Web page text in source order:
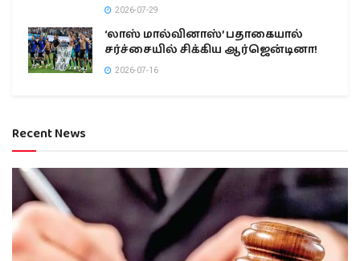
2026-07-29
‘லாஸ் மால்வினாஸ்’ பதாகையால்
சர்ச்சையில் சிக்கிய ஆர்ஜென்டினா!
2026-07-16
Recent News